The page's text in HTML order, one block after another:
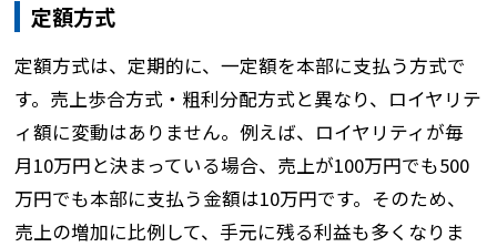
定額方式
定額方式は、定期的に、一定額を本部に支払う方式で
す。売上歩合方式・粗利分配方式と異なり、ロイヤリテ
ィ額に変動はありません。例えば、ロイヤリティが毎
月10万円と決まっている場合、売上が100万円でも500
万円でも本部に支払う金額は10万円です。そのため、
売上の増加に比例して、手元に残る利益も多くなりま